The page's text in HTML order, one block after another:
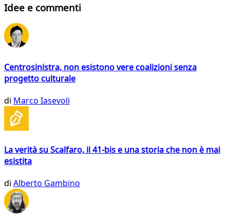
Idee e commenti
Centrosinistra, non esistono vere coalizioni senza
progetto culturale
di Marco Iasevoli
La verità su Scalfaro, il 41-bis e una storia che non è mai
esistita
di Alberto Gambino